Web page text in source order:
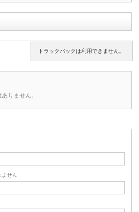
トラックバックは利用できません。
りません。
せん -